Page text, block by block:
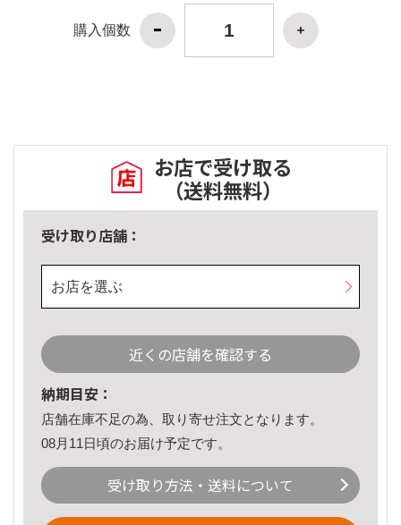
購入個数
お店で受け取る
（送料無料）
受け取り店舗：
お店を選ぶ
近くの店舗を確認する
納期目安：
店舗在庫不足の為、取り寄せ注文となります。
08月11日頃のお届け予定です。
受け取り方法・送料について